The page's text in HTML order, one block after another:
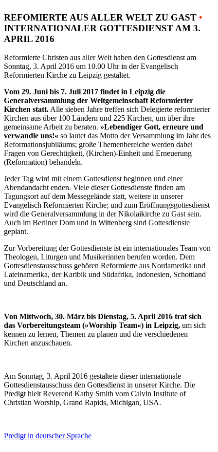
REFOMIERTE AUS ALLER WELT ZU GAST •
INTERNATIONALER GOTTESDIENST AM 3.
APRIL 2016
Reformierte Christen aus aller Welt haben den Gottesdienst am
Sonntag, 3. April 2016 um 10.00 Uhr in der Evangelisch
Reformierten Kirche zu Leipzig gestaltet.
Vom 29. Juni bis 7. Juli 2017 findet in Leipzig die
Generalversammlung der Weltgemeinschaft Reformierter
Kirchen statt.Alle sieben Jahre treffen sich Delegierte reformierter
Kirchen aus über 100 Ländern und 225 Kirchen, um über ihre
gemeinsame Arbeit zu beraten. »Lebendiger Gott, erneure und
verwandle uns!« so lautet das Motto der Versammlung im Jahr des
Reformationsjubiläums; große Themenbereiche werden dabei
Fragen von Gerechtigkeit, (Kirchen)-Einheit und Erneuerung
(Reformation) behandeln.
Jeder Tag wird mit einem Gottesdienst beginnen und einer
Abendandacht enden. Viele dieser Gottesdienste finden am
Tagungsort auf dem Messegelände statt, weitere in unserer
Evangelisch Reformierten Kirche; und zum Eröffnungsgottesdienst
wird die Generalversammlung in der Nikolaikirche zu Gast sein.
Auch im Berliner Dom und in Wittenberg sind Gottesdienste
geplant.
Zur Vorbereitung der Gottesdienste ist ein internationales Team von
Theologen, Liturgen und Musikerinnen berufen worden. Dem
Gottesdienstausschuss gehören Reformierte aus Nordamerika und
Lateinamerika, der Karibik und Südafrika, Indonesien, Schottland
und Deutschland an.
Von Mittwoch, 30. März bis Dienstag, 5. April 2016 traf sich
das Vorbereitungsteam (»Worship Team«) in Leipzig, um sich
kennen zu lernen, Themen zu planen und die verschiedenen
Kirchen anzuschauen.
Am Sonntag, 3. April 2016 gestaltete dieser internationale
Gottesdienstausschuss den Gottesdienst in unserer Kirche. Die
Predigt hielt Reverend Kathy Smith vom Calvin Institute of
Christian Worship, Grand Rapids, Michigan, USA.
Predigt in deutscher Sprache